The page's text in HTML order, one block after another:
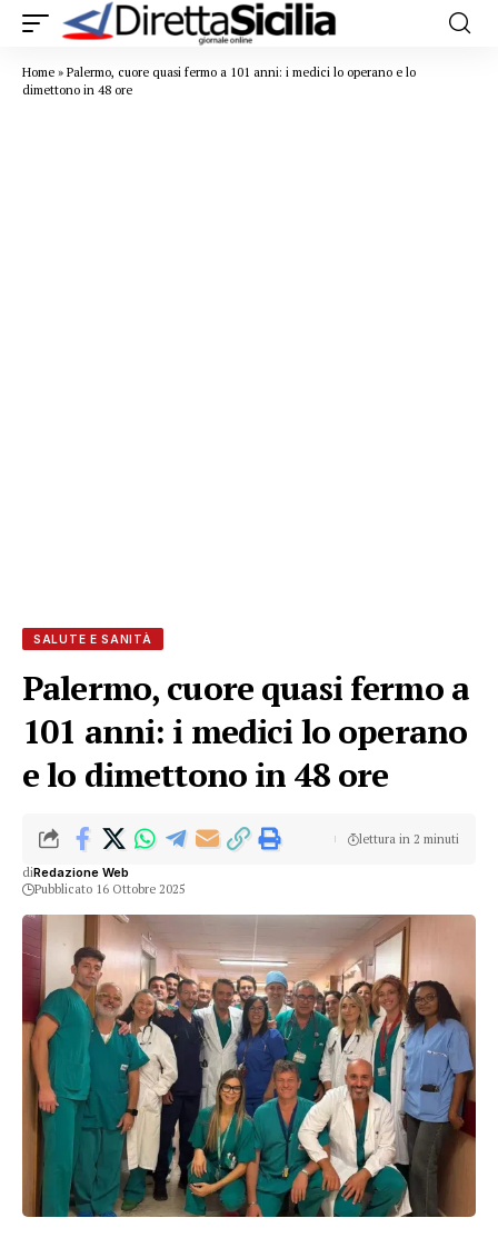
Home » Palermo, cuore quasi fermo a 101 anni: i medici lo operano e lo
dimettono in 48 ore
SALUTE E SANITÀ
Palermo, cuore quasi fermo a
101 anni: i medici lo operano
e lo dimettono in 48 ore
diRedazione Web
Pubblicato 16 Ottobre 2025
lettura in 2 minuti